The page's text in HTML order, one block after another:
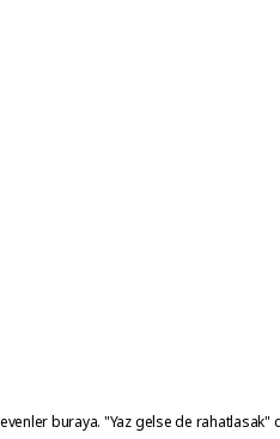
buraya. "Yaz gelse de rahatlasak"